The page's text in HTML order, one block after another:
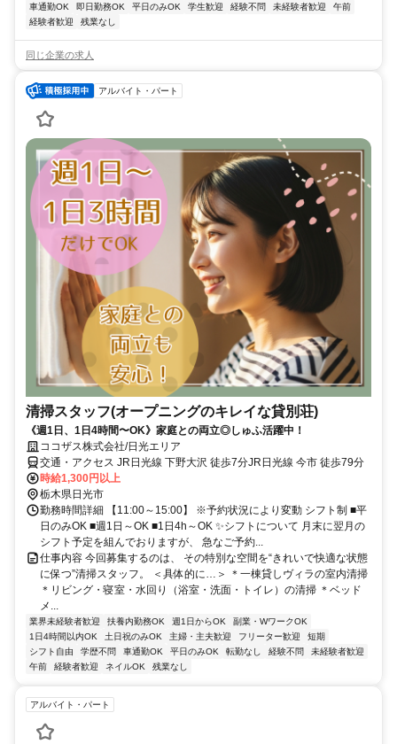
車通勤OK
即日勤務OK 平日のみOK 学生歓迎 経験不問 未経験者歓迎
午前
経験者歓迎
残業なし
同じ企業の求人
アルバイト・パート
清掃スタッフ(オープニングのキレイな貸別荘)
《週1日、1日4時間〜OK》家庭との両立◎しゅふ活躍中！
ココザス株式会社/日光エリア
交通・アクセス JR日光線 下野大沢 徒歩7分JR日光線 今市 徒歩79分
時給1,300円以上
栃木県日光市
勤務時間詳細 【11:00～15:00】 ※予約状況により変動 シフト制 ■平
日のみOK ■週1日～OK ■1日4h～OK ✨シフトについて 月末に翌月の
シフト予定を組んでおりますが、 急なご予約...
仕事内容 今回募集するのは、 その特別な空間を“きれいで快適な状態
に保つ”清掃スタッフ。 ＜具体的に…＞ ＊一棟貸しヴィラの室内清掃
＊リビング・寝室・水回り（浴室・洗面・トイレ）の清掃 ＊ベッド
メ...
業界未経験者歓迎 扶養内勤務OK 週1日からOK
副業・WワークOK
1日4時間以内OK
土日祝のみOK 主婦・主夫歓迎 フリーター歓迎
短期
シフト自由
学歴不問 車通勤OK 平日のみOK 転勤なし 経験不問
未経験者歓迎
午前
経験者歓迎 ネイルOK 残業なし
アルバイト・パート